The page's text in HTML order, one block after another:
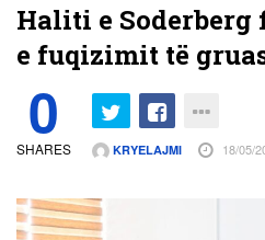
Haliti e
e fuqizimit të
0
SHARES KRYELAJMI 18/05/